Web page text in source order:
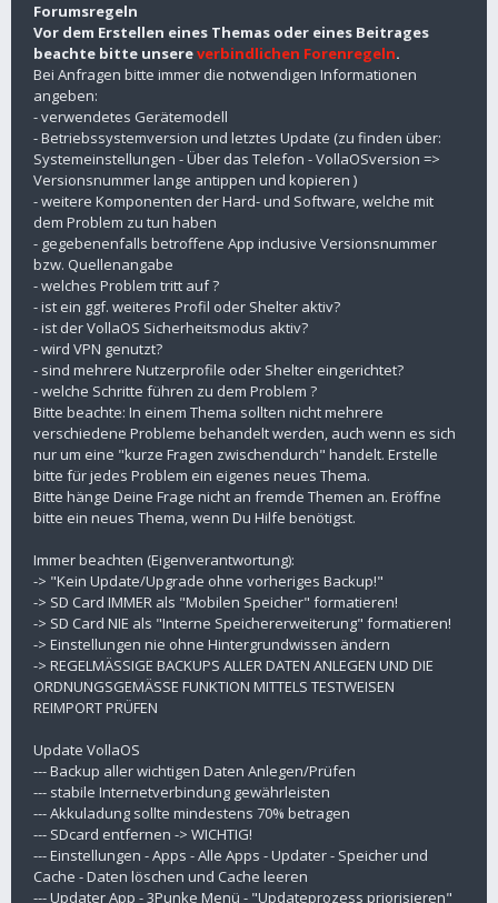
Forumsregeln
Vor dem Erstellen eines Themas oder eines Beitrages
beachte bitte unsereverbindlichen Forenregeln.
Bei Anfragen bitte immer die notwendigen Informationen
angeben:
- verwendetes Gerätemodell
- Betriebssystemversion und letztes Update (zu finden über:
Systemeinstellungen - Über das Telefon - VollaOSversion =>
Versionsnummer lange antippen und kopieren )
- weitere Komponenten der Hard- und Software, welche mit
dem Problem zu tun haben
- gegebenenfalls betroffene App inclusive Versionsnummer
bzw. Quellenangabe
- welches Problem tritt auf ?
- ist ein ggf. weiteres Profil oder Shelter aktiv?
- ist der VollaOS Sicherheitsmodus aktiv?
- wird VPN genutzt?
- sind mehrere Nutzerprofile oder Shelter eingerichtet?
- welche Schritte führen zu dem Problem ?
Bitte beachte: In einem Thema sollten nicht mehrere
verschiedene Probleme behandelt werden, auch wenn es sich
nur um eine "kurze Fragen zwischendurch" handelt. Erstelle
bitte für jedes Problem ein eigenes neues Thema.
Bitte hänge Deine Frage nicht an fremde Themen an. Eröffne
bitte ein neues Thema, wenn Du Hilfe benötigst.
Immer beachten (Eigenverantwortung):
-> "Kein Update/Upgrade ohne vorheriges Backup!"
-> SD Card IMMER als "Mobilen Speicher" formatieren!
-> SD Card NIE als "Interne Speichererweiterung" formatieren!
-> Einstellungen nie ohne Hintergrundwissen ändern
-> REGELMÄSSIGE BACKUPS ALLER DATEN ANLEGEN UND DIE
ORDNUNGSGEMÄSSE FUNKTION MITTELS TESTWEISEN
REIMPORT PRÜFEN
Update VollaOS
--- Backup aller wichtigen Daten Anlegen/Prüfen
--- stabile Internetverbindung gewährleisten
--- Akkuladung sollte mindestens 70% betragen
--- SDcard entfernen -> WICHTIG!
--- Einstellungen - Apps - Alle Apps - Updater - Speicher und
Cache - Daten löschen und Cache leeren
--- Updater App - 3Punke Menü - "Updateprozess priorisieren"